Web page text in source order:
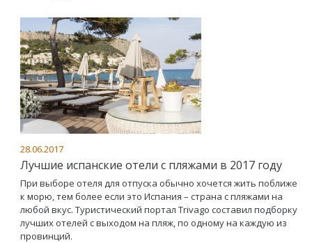
28.06.2017
Лучшие испанские отели с пляжами в 2017 году
При выборе отеля для отпуска обычно хочется жить поближе
к морю, тем более если это Испания – страна с пляжами на
любой вкус. Туристический портал Trivago составил подборку
лучших отелей с выходом на пляж, по одному на каждую из
провинций.